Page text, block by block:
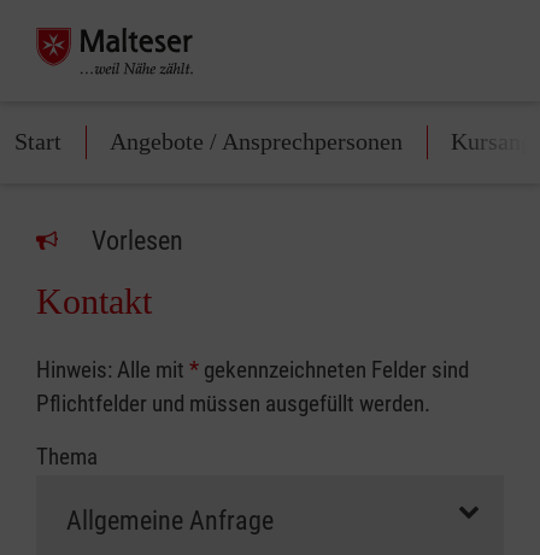
Start Angebote / Ansprechpersonen
Vorlesen
Kontakt
Hinweis: Alle mit * gekennzeichneten Felder sind
Pflichtfelder und müssen ausgefüllt werden.
Thema